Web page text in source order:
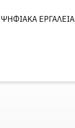
ΨΗΦΙΑΚΆ ΕΡΓΑΛΕΊΑ